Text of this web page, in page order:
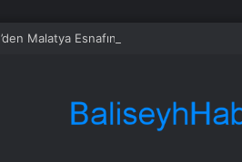
Malatya Esnafına Destek Çağrısı